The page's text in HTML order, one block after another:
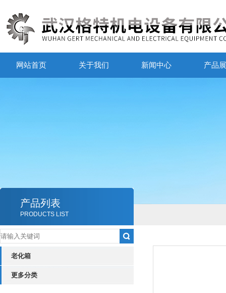
网站首页 关于我们 新闻中心 产品
产品列表
PRODUCTS LIST
老化箱
更多分类